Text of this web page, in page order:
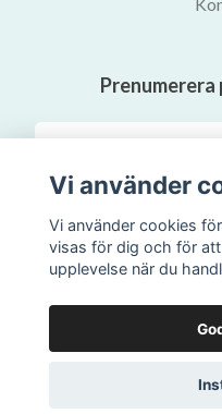
© 2026
Vi använder
Vi använder cookies
visas för dig och för
upplevelse när du